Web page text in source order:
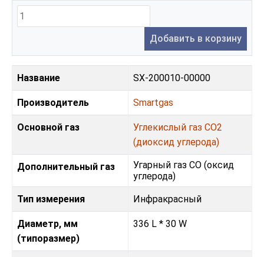
Добавить в корзину
Название SX-200010-00000
Производитель Smartgas
Основной газ
Углекислый газ CO2
(диоксид углерода)
Дополнительный газ
Угарный газ CO (оксид
углерода)
Тип измерения Инфракрасный
Диаметр, мм
(типоразмер)
336 L * 30 W